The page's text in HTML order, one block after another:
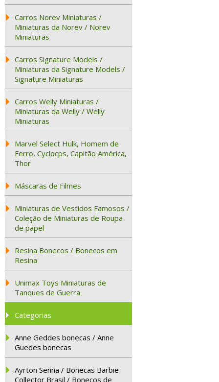
Carros Norev Miniaturas /
Miniaturas da Norev / Norev
Miniaturas
Carros Signature Models /
Miniaturas da Signature Models /
Signature Miniaturas
Carros Welly Miniaturas /
Miniaturas da Welly / Welly
Miniaturas
Marvel Select Hulk, Homem de
Ferro, Cyclocps, Capitão América,
Thor
Máscaras de Filmes
Miniaturas de Vestidos Famosos /
Coleção de Miniaturas de Roupa
de papel
Resina Bonecos / Bonecos em
Resina
Unimax Toys Miniaturas de
Tanques de Guerra
Categorias
Anne Geddes bonecas / Anne
Guedes bonecas
Ayrton Senna / Bonecas Barbie
Collector Brasil / Bonecos de